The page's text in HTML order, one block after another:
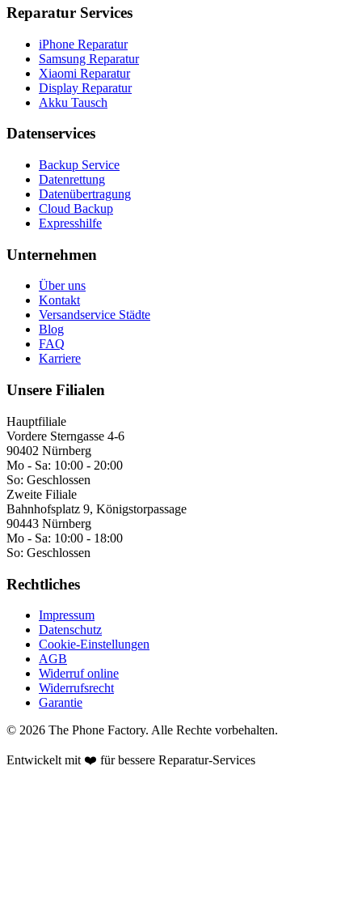
Reparatur Services
iPhone Reparatur
Samsung Reparatur
Xiaomi Reparatur
Display Reparatur
Akku Tausch
Datenservices
Backup Service
Datenrettung
Datenübertragung
Cloud Backup
Expresshilfe
Unternehmen
Über uns
Kontakt
Versandservice Städte
Blog
FAQ
Karriere
Unsere Filialen
Hauptfiliale
Vordere Sterngasse 4-6
90402 Nürnberg
Mo - Sa: 10:00 - 20:00
So: Geschlossen
Zweite Filiale
Bahnhofsplatz 9, Königstorpassage
90443 Nürnberg
Mo - Sa: 10:00 - 18:00
So: Geschlossen
Rechtliches
Impressum
Datenschutz
Cookie-Einstellungen
AGB
Widerruf online
Widerrufsrecht
Garantie
© 2026 The Phone Factory. Alle Rechte vorbehalten.
Entwickelt mit ❤️ für bessere Reparatur-Services